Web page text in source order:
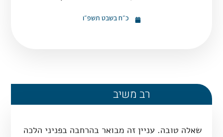
כ״ח בשבט תשפ״ו
רב משיב
שאלה טובה. עניין זה מבואר בהרחבה בפניני הלכה